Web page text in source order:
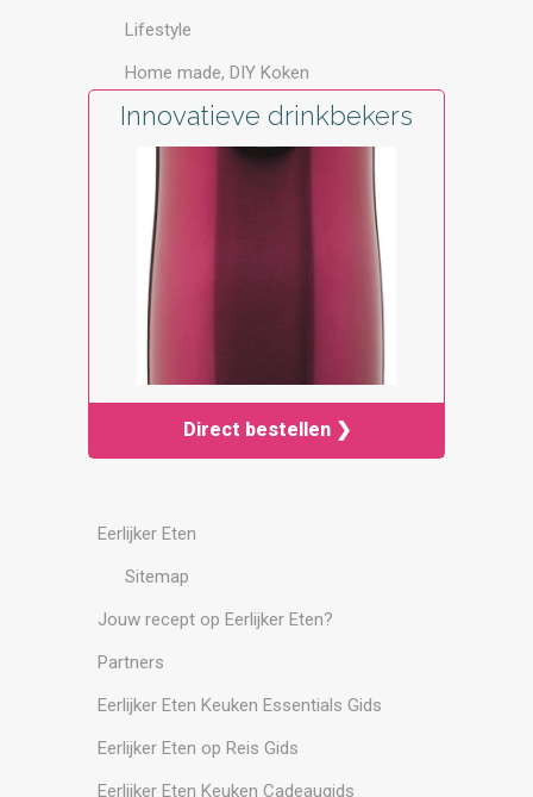
Lifestyle
Home made, DIY Koken
Innovatieve drinkbekers
Direct bestellen ❯
Eerlijker Eten
Sitemap
Jouw recept op Eerlijker Eten?
Partners
Eerlijker Eten Keuken Essentials Gids
Eerlijker Eten op Reis Gids
Eerlijker Eten Keuken Cadeaugids